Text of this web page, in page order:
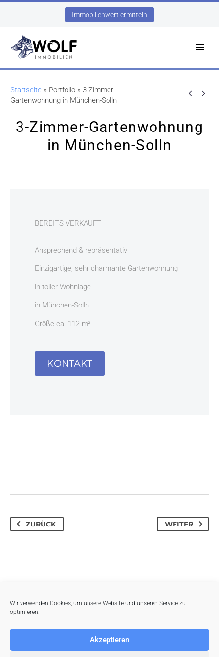
Wir verwenden Cookies, um unsere Website und unseren Service zu
optimieren.
Akzeptieren
Immobilienwert ermitteln
 
Startseite » Portfolio » 3-Zimmer-
Gartenwohnung in München-Solln
3-Zimmer-Gartenwohnung
in München-Solln
BEREITS VERKAUFT
Ansprechend & repräsentativ
Einzigartige, sehr charmante Gartenwohnung
in toller Wohnlage
in München-Solln
Größe ca. 112 m²
KONTAKT
ZURÜCK WEITER